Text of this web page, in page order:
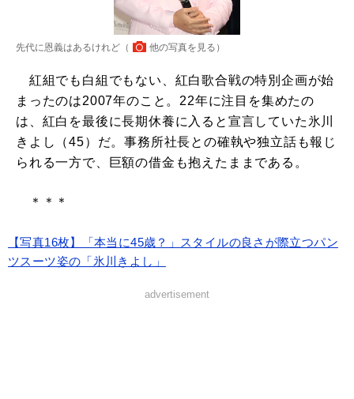
先代に恩義はあるけれど（ 他の写真を見る ）
紅組でも白組でもない、紅白歌合戦の特別企画が始
まったのは2007年のこと。22年に注目を集めたの
は、紅白を最後に長期休養に入ると宣言していた氷川
きよし（45）だ。事務所社長との確執や独立話も報じ
られる一方で、巨額の借金も抱えたままである。
＊＊＊
【写真16枚】「本当に45歳？」スタイルの良さが際立つパン
ツスーツ姿の「氷川きよし」
advertisement